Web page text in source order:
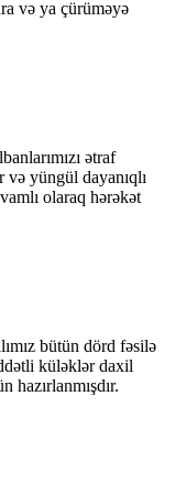
və ya çürüməyə
ətraf
yüngül dayanıqlı
olaraq hərəkət
bütün dörd fəsilə
küləklər daxil
hazırlanmışdır.